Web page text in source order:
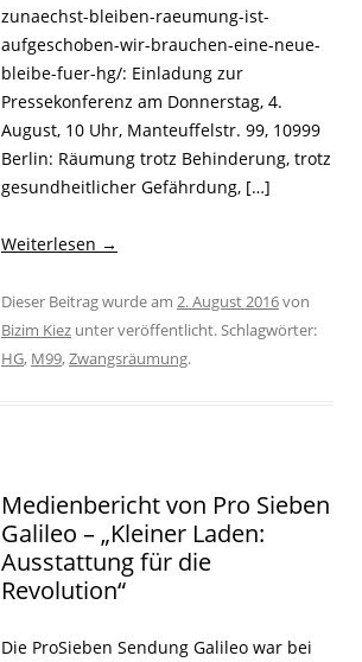
zunaechst-bleiben-raeumung-ist-
aufgeschoben-wir-brauchen-eine-neue-
bleibe-fuer-hg/: Einladung zur
Pressekonferenz am Donnerstag, 4.
August, 10 Uhr, Manteuffelstr. 99, 10999
Berlin: Räumung trotz Behinderung, trotz
gesundheitlicher Gefährdung, […]
Weiterlesen →
Dieser Beitrag wurde am 2. August 2016von
Bizim Kiez unter veröffentlicht. Schlagwörter:
HG, M99,Zwangsräumung.
Medienbericht von Pro Sieben
Galileo – „Kleiner Laden:
Ausstattung für die
Revolution“
Die ProSieben Sendung Galileo war bei